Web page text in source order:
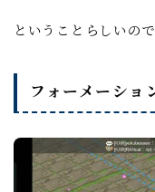
ということらしいの
フォーメーショ